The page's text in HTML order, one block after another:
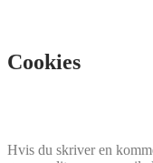
Cookies
Hvis du skriver en